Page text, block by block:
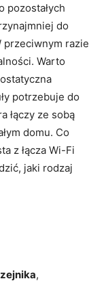
pozostałych
do
przeciwnym razie
Warto
potrzebuje do
łączy ze sobą
domu. Co
z łącza Wi-Fi
jaki rodzaj
,